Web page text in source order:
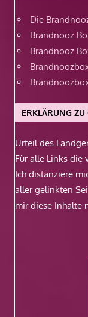
Die
Brandnooz
Brandnooz
ERKLÄRUNG ZU
Urteil des
Für alle Links die
Ich distanziere
aller gelinkten
mir diese Inhalte